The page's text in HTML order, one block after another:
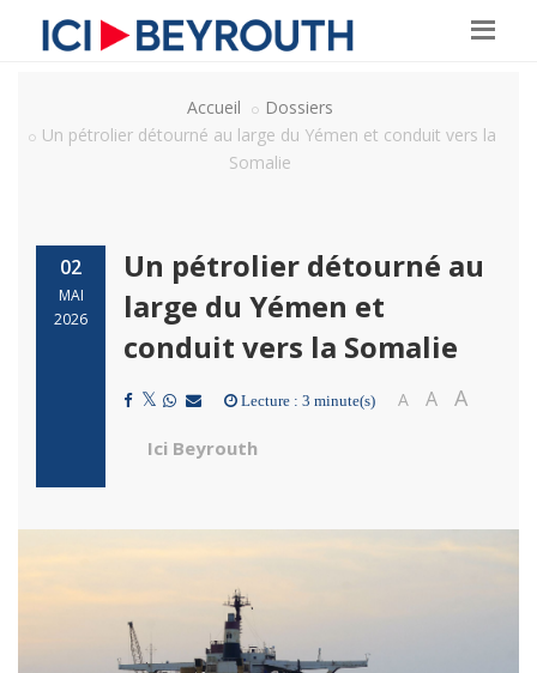
Accueil
Dossiers
Un pétrolier détourné au large du Yémen et conduit vers la
Somalie
02
MAI
2026
Un pétrolier détourné au
large du Yémen et
conduit vers la Somalie
Lecture : 3 minute(s) A A A
Ici Beyrouth